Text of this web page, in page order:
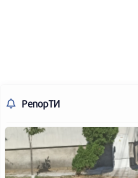
РепорТИ